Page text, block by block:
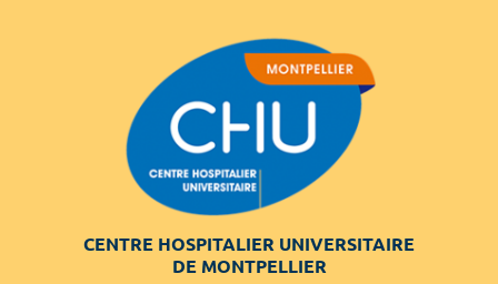
CENTRE HOSPITALIER UNIVERSITAIRE
DE MONTPELLIER